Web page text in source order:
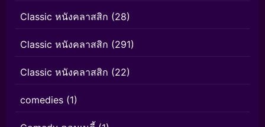
Classic หนังคลาสสิก (28)
Classic หนังคลาสสิก (291)
Classic หนังคลาสสิก (22)
comedies (1)